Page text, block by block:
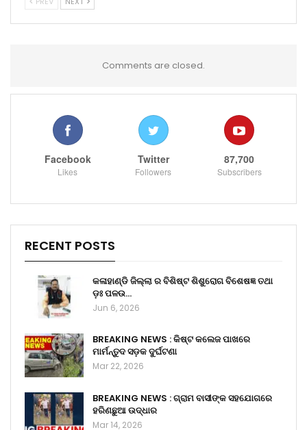
Comments are closed.
Facebook
Likes
Twitter
Followers
87,700
Subscribers
RECENT POSTS
କଳାହାଣ୍ଡି ଜିଲ୍ଲା ର ବିଶିଷ୍ଟ ଶିଶୁରୋଗ ବିଶେଷଜ୍ଞ ତଥା
ଡ଼ଃ ପଳଉ…
Jun 6, 2026
BREAKING NEWS : କିଷ୍ଟ କଲେଜ ପାଖରେ
ମାର୍ମନ୍ତୁଦ ସଡ଼କ ଦୁର୍ଘଟଣା
Mar 22, 2026
BREAKING NEWS : ଗ୍ରାମ ବାସୀଙ୍କ ସହଯୋଗରେ
ହରିଣଛୁଆ ଉଦ୍ଧାର
Mar 14, 2026